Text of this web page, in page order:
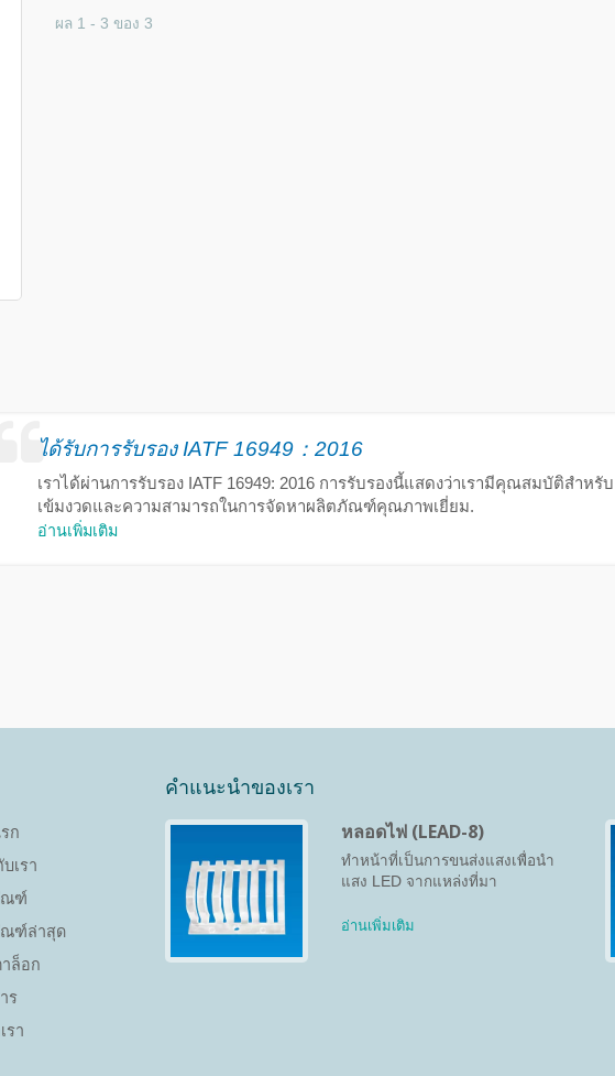
ผล 1 - 3 ของ 3
ได้รับการรับรอง IATF 16949：2016
เราได้ผ่านการรับรอง IATF 16949: 2016 การรับรองนี้แสดงว่าเรามีคุณสมบัติสำ
เข้มงวดและความสามารถในการจัดหาผลิตภัณฑ์คุณภาพเยี่ยม.
อ่านเพิ่มเติม
ก
บเรา
ณฑ์
ณฑ์ล่าสุด
ล็อก
ร
รา
คำแนะนำของเรา
13)
อร์หมุนคือการ
อายุผลิตภัณฑ์โดย
เพื่อป้องกันความ
ปิดฝาและแผงเข้า
หลอดไฟ (LEAD-8)
ทำหน้าที่เป็นการขนส่งแสงเพื่อนำ
แสง LED จากแหล่งที่มา
อ่านเพิ่มเติม